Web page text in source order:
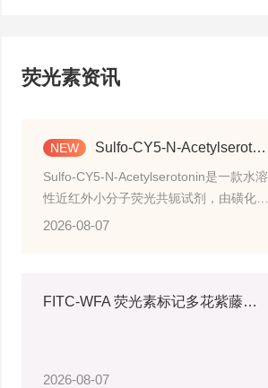
荧光素资讯
Sulfo-CY5-N-Acetylserotonin，磺化CY5标记的N-乙酰血清素的理化性能
Sulfo-CY5-N-Acetylserotonin是一款水溶
性近红外小分子荧光共轭试剂，由磺化花
青素CY5荧光发色团与N-乙酰血清素小分
2026-08-07
FITC-WFA 荧光素标记多花紫藤凝集素的详情介绍
2026-08-07